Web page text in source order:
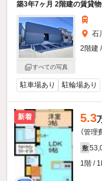
築3年7ヶ月 2階建の賃貸
すべての写真
石
2階建
駐車場あり 駐輪場あり
新着 5.3
（管理
敷
1階 /